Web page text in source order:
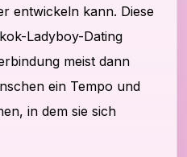
entwickeln kann. Diese
Ladyboy-Dating
meist dann
ein Tempo und
in dem sie sich